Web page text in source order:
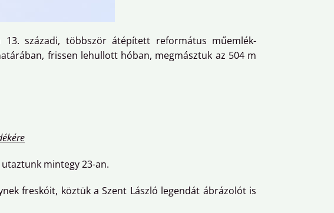
13. századi, többször átépített református műemlék-
frissen lehullott hóban, megmásztuk az 504 m
mintegy 23-an.
freskóit, köztük a Szent László legendát ábrázolót is